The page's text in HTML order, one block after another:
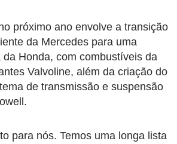
próximo ano envolve a transição
da Mercedes para uma
Honda, com combustíveis da
Valvoline, além da criação do
de transmissão e suspensão
para nós. Temos uma longa lista